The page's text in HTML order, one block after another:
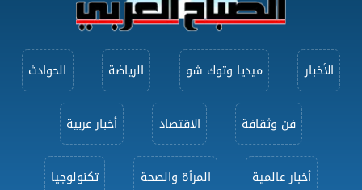
الأخبار ميديا وتوك شو الرياضة الحوادث
فن وثقافة الاقتصاد أخبار عربية
أخبار عالمية المرأة والصحة تكنولوجيا